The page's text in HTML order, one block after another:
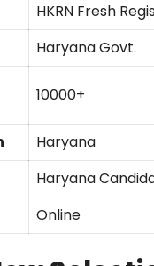
HKRN Fresh
Haryana Govt.
10000+
Haryana
Haryana
Online